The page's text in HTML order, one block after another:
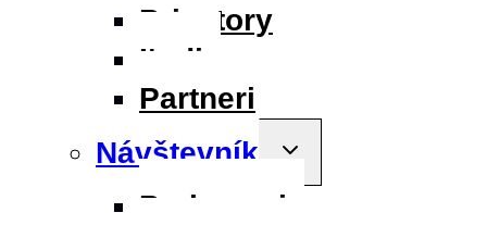
Priestory
Ľudia
Partneri
Návštevník
Toggle
menu
Parkovanie